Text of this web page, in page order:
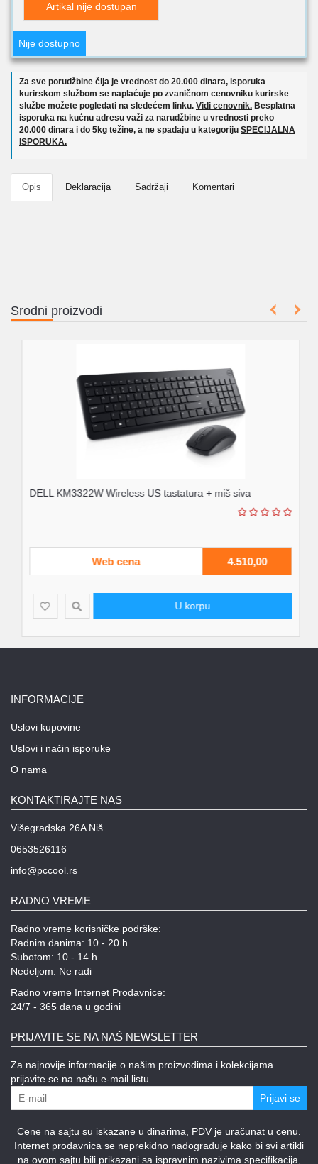
Artikal nije dostupan
Nije dostupno
Za sve porudžbine čija je vrednost do 20.000 dinara, isporuka
kurirskom službom se naplaćuje po zvaničnom cenovniku kurirske
službe možete pogledati na sledećem linku. Vidi cenovnik. Besplatna
isporuka na kućnu adresu važi za narudžbine u vrednosti preko
20.000 dinara i do 5kg težine, a ne spadaju u kategoriju SPECIJALNA
ISPORUKA.
Opis Deklaracija Sadržaji Komentari
Srodni proizvodi
DELL KM3322W Wireless US tastatura + miš siva
Web cena 4.510,00
U korpu
INFORMACIJE
Uslovi kupovine
Uslovi i način isporuke
O nama
KONTAKTIRAJTE NAS
Višegradska 26A Niš
0653526116
info@pccool.rs
RADNO VREME
Radno vreme korisničke podrške:
Radnim danima: 10 - 20 h
Subotom: 10 - 14 h
Nedeljom: Ne radi
Radno vreme Internet Prodavnice:
24/7 - 365 dana u godini
PRIJAVITE SE NA NAŠ NEWSLETTER
Za najnovije informacije o našim proizvodima i kolekcijama
prijavite se na našu e-mail listu.
Prijavi se
Cene na sajtu su iskazane u dinarima, PDV je uračunat u cenu.
Internet prodavnica se neprekidno nadograđuje kako bi svi artikli
na ovom sajtu bili prikazani sa ispravnim nazivima specifikacija,